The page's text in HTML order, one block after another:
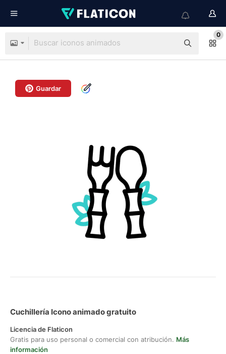
0
Guardar
Cuchillería Icono animado gratuito
Licencia de Flaticon
Gratis para uso personal o comercial con atribución. Más
información